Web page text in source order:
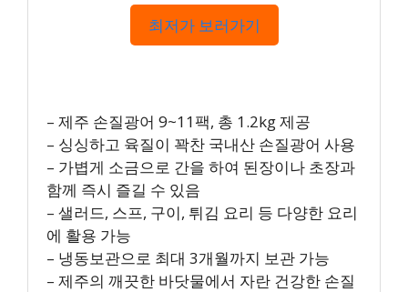
최저가 보러가기
– 제주 손질광어 9~11팩, 총 1.2kg 제공
– 싱싱하고 육질이 꽉찬 국내산 손질광어 사용
– 가볍게 소금으로 간을 하여 된장이나 초장과
함께 즉시 즐길 수 있음
– 샐러드, 스프, 구이, 튀김 요리 등 다양한 요리
에 활용 가능
– 냉동보관으로 최대 3개월까지 보관 가능
– 제주의 깨끗한 바닷물에서 자란 건강한 손질